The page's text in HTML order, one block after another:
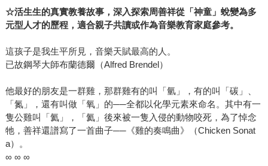
☆活生生的真實教養故事，深入探索周善祥從「神童」蛻變為多
元型人才的歷程，適合親子共讀或作為音樂教育家庭參考。
這孩子是我生平所見，音樂天賦最高的人。
已故鋼琴大師布蘭德爾（Alfred Brendel）
他最好的朋友是一群雞，那群雞有的叫「氫」，有的叫「碳」、
「氮」，還有叫做「氧」的──全都以化學元素來命名。其中有一
隻公雞叫「氦」，「氦」後來被一隻入侵的動物咬死，為了悼念
牠，善祥還譜寫了一首曲子──《雞的奏鳴曲》（Chicken Sonat
a）。
∞ ∞ ∞